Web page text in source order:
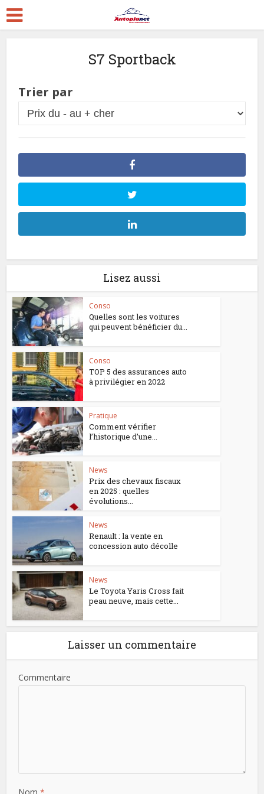
S7 Sportback
Trier par
Lisez aussi
Conso
Quelles sont les voitures
qui peuvent bénéficier du...
Conso
TOP 5 des assurances auto
à privilégier en 2022
Pratique
Comment vérifier
l’historique d’une...
News
Prix des chevaux fiscaux
en 2025 : quelles
évolutions...
News
Renault : la vente en
concession auto décolle
News
Le Toyota Yaris Cross fait
peau neuve, mais cette...
Laisser un commentaire
Commentaire
Nom*